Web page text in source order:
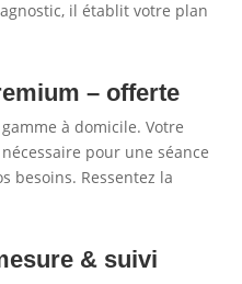
il établit votre plan
– offerte
à domicile. Votre
pour une séance
besoins. Ressentez la
& suivi